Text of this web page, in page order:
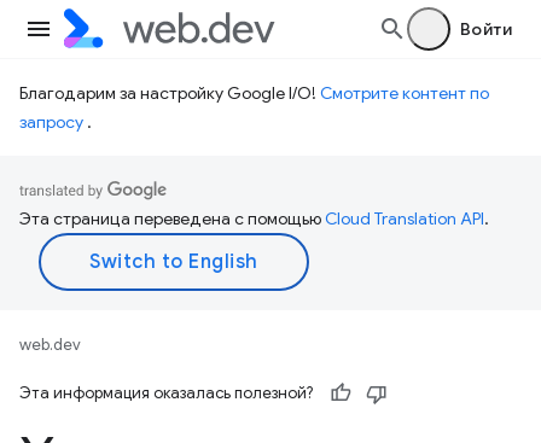
Войти
Благодарим за настройку Google I/O! Смотрите контент по
запросу .
Эта страница переведена с помощьюCloud Translation API.
web.dev
Эта информация оказалась полезной?